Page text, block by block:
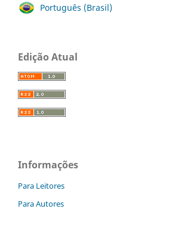
Português (Brasil)
Edição Atual
Informações
Para Leitores
Para Autores